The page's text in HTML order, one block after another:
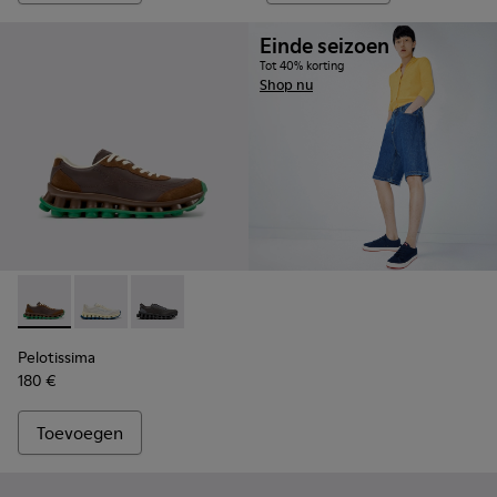
Pelotissima - K101150-004 - Bruine sneakers van leer en
Pelotissima - K101150-003
Pelotissima - K101150-001
Pelotissima
180 €
Toevoegen
Einde seizoen
Tot 40% korting
Shop nu